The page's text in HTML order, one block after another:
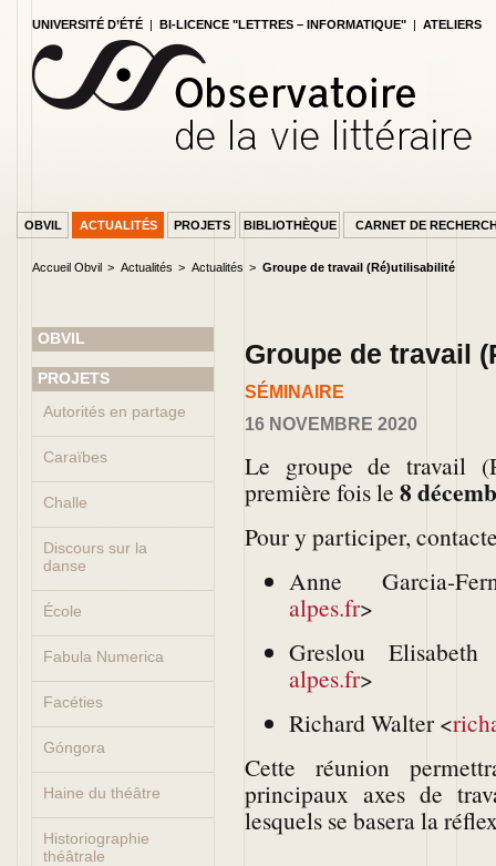
UNIVERSITÉ D’ÉTÉ | BI-LICENCE "LETTRES – INFORMATIQUE" | ATELIERS
OBVIL ACTUALITÉS PROJETS BIBLIOTHÈQUE CARNET DE
Accueil Obvil Actualités Actualités Groupe de travail (Ré)utilisabilité
OBVIL
PROJETS
Autorités en partage
Caraïbes
Challe
Discours sur la
danse
École
Fabula Numerica
Facéties
Góngora
Haine du théâtre
Historiographie
théâtrale
PAGE ACCUEIL
Groupe de travail
SÉMINAIRE
16 NOVEMBRE 2020
Le groupe de travail
première fois le 8
Pour y participer,
Anne Garcia-
alpes.fr>
Greslou
alpes.fr>
Richard Walter <
Cette réunion
principaux axes de
lesquels se basera la